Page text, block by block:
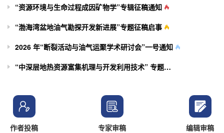
“资源环境与生命过程成因矿物学”专辑征稿通知
“渤海湾盆地油气勘探开发新进展”专题征稿启事
2026 年“断裂活动与油气运聚学术研讨会”一号通知
“中深层地热资源富集机理与开发利用技术” 专题征稿启事
作者投稿 专家审稿 编辑审稿